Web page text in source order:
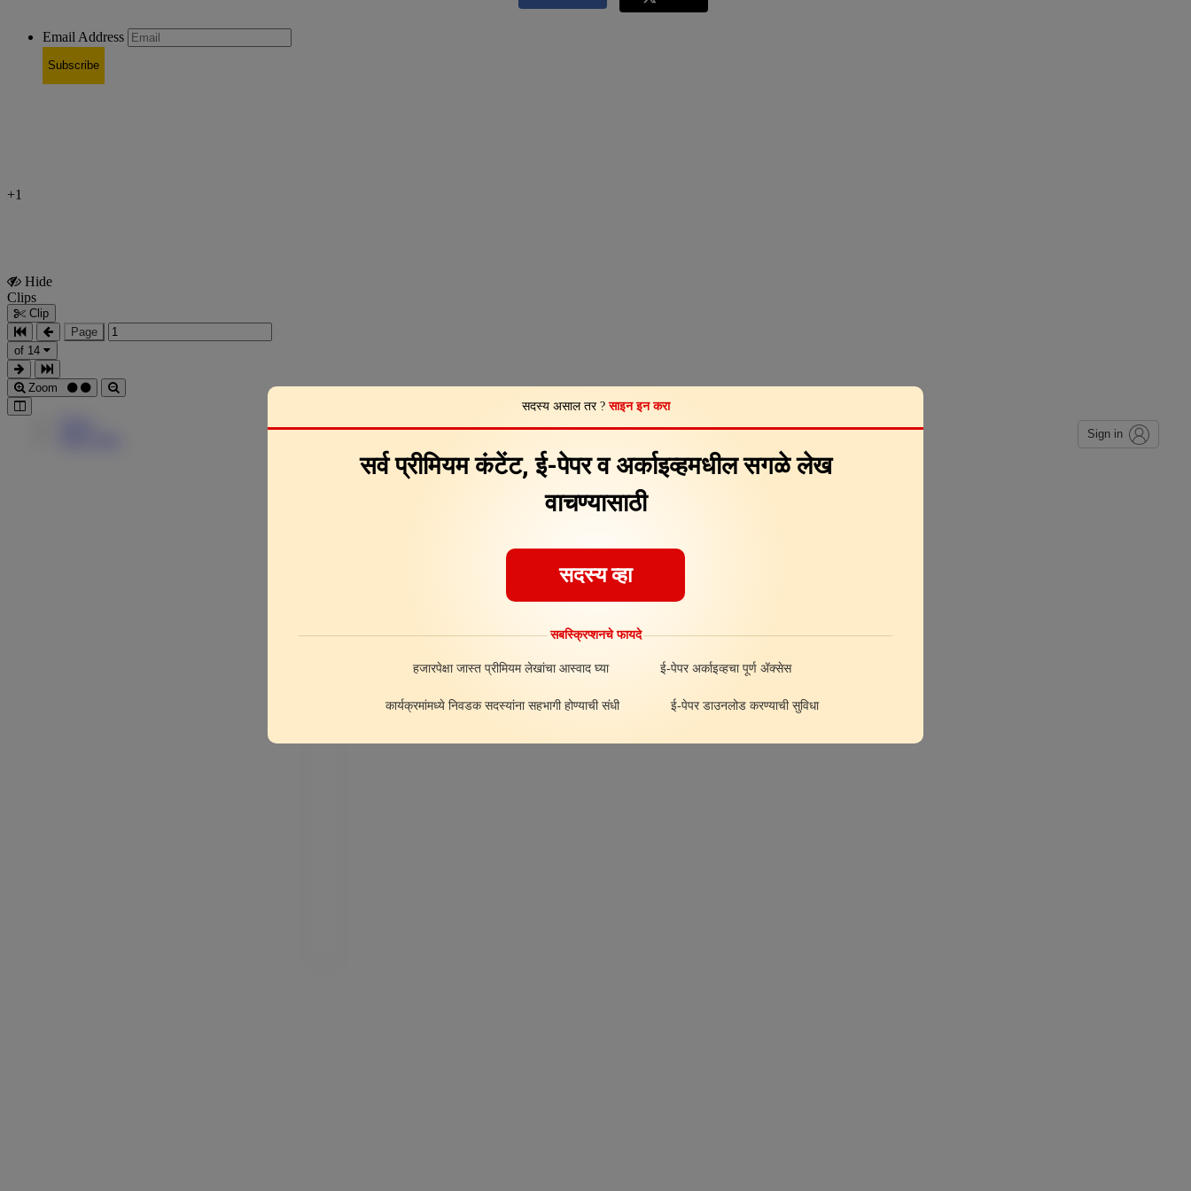
सदस्य असाल तर ?साइन इन करा
सर्व प्रीमियम कंटेंट, ई-पेपर व अर्काइव्हमधील सगळे लेख
वाचण्यासाठी
सदस्य व्हा
सबस्क्रिप्शनचे फायदे
हजारपेक्षा जास्त प्रीमियम लेखांचा आस्वाद घ्या ई-पेपर अर्काइव्हचा पूर्ण अ‍ॅक्सेस
कार्यक्रमांमध्ये निवडक सदस्यांना सहभागी होण्याची संधी ई-पेपर डाउनलोड करण्याची सुविधा
Email Address
Subscribe
+1
Hide
Clips
Clip
Page
of 14
Zoom
Sign in
Download Feedback About